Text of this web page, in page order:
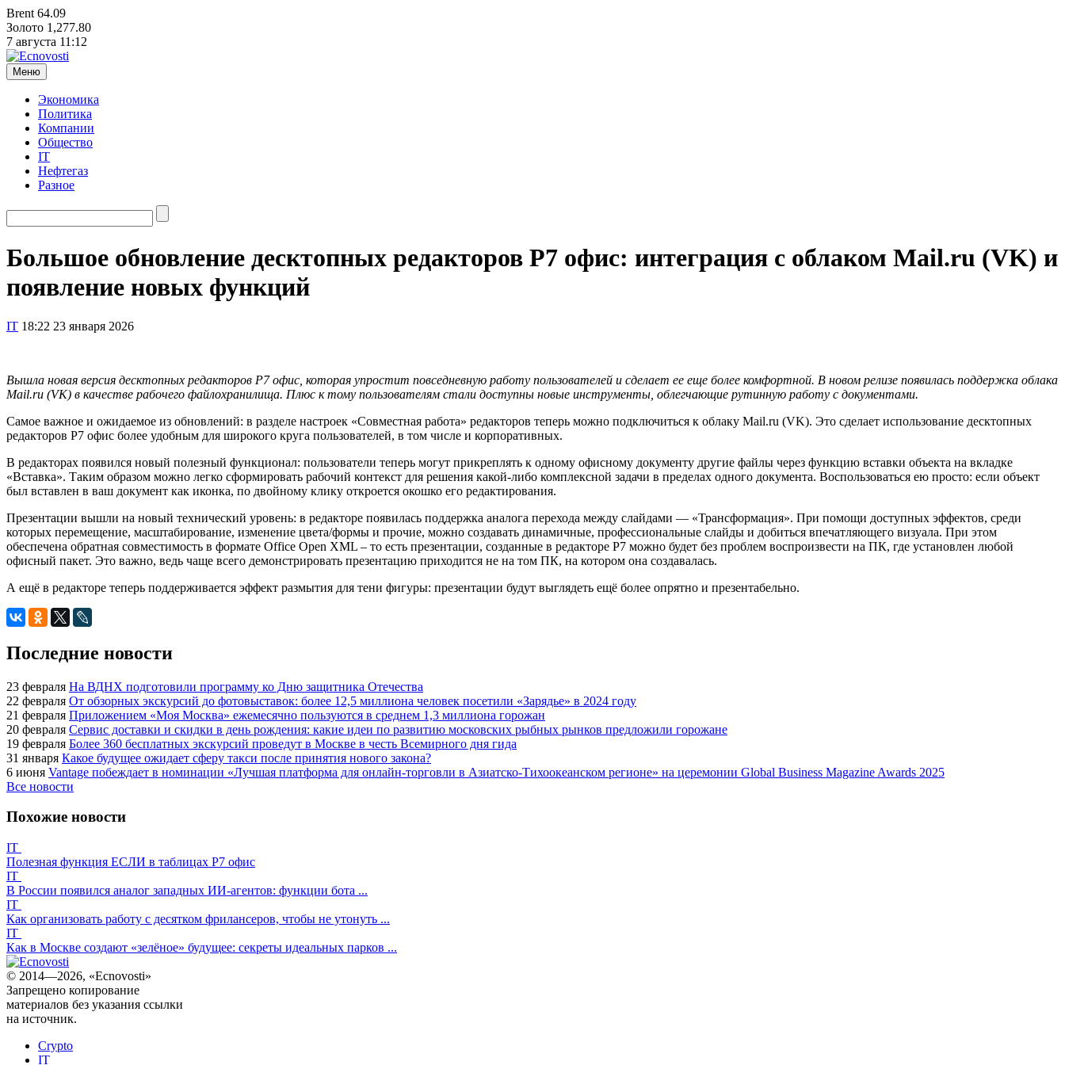
Brent 64.09
Золото 1,277.80
7 августа 11:12
Меню
Экономика
Политика
Компании
Общество
IT
Нефтегаз
Разное
Большое обновление десктопных редакторов Р7 офис: интеграция с облаком Mail.ru (VK) и
появление новых функций
IT 18:22 23 января 2026
Вышла новая версия десктопных редакторов Р7 офис, которая упростит повседневную работу пользователей и сделает ее еще более комфортной. В новом релизе появилась поддержка облака
Mail.ru (VK) в качестве рабочего файлохранилища. Плюс к тому пользователям стали доступны новые инструменты, облегчающие рутинную работу с документами.
Самое важное и ожидаемое из обновлений: в разделе настроек «Совместная работа» редакторов теперь можно подключиться к облаку Mail.ru (VK). Это сделает использование десктопных
редакторов Р7 офис более удобным для широкого круга пользователей, в том числе и корпоративных.
В редакторах появился новый полезный функционал: пользователи теперь могут прикреплять к одному офисному документу другие файлы через функцию вставки объекта на вкладке
«Вставка». Таким образом можно легко сформировать рабочий контекст для решения какой-либо комплексной задачи в пределах одного документа. Воспользоваться ею просто: если объект
был вставлен в ваш документ как иконка, по двойному клику откроется окошко его редактирования.
Презентации вышли на новый технический уровень: в редакторе появилась поддержка аналога перехода между слайдами — «Трансформация». При помощи доступных эффектов, среди
которых перемещение, масштабирование, изменение цвета/формы и прочие, можно создавать динамичные, профессиональные слайды и добиться впечатляющего визуала. При этом
обеспечена обратная совместимость в формате Office Open XML – то есть презентации, созданные в редакторе Р7 можно будет без проблем воспроизвести на ПК, где установлен любой
офисный пакет. Это важно, ведь чаще всего демонстрировать презентацию приходится не на том ПК, на котором она создавалась.
А ещё в редакторе теперь поддерживается эффект размытия для тени фигуры: презентации будут выглядеть ещё более опрятно и презентабельно.
Последние новости
23 февраля На ВДНХ подготовили программу ко Дню защитника Отечества
22 февраля От обзорных экскурсий до фотовыставок: более 12,5 миллиона человек посетили «Зарядье» в 2024 году
21 февраля Приложением «Моя Москва» ежемесячно пользуются в среднем 1,3 миллиона горожан
20 февраля Сервис доставки и скидки в день рождения: какие идеи по развитию московских рыбных рынков предложили горожане
19 февраля Более 360 бесплатных экскурсий проведут в Москве в честь Всемирного дня гида
31 января Какое будущее ожидает сферу такси после принятия нового закона?
6 июня Vantage побеждает в номинации «Лучшая платформа для онлайн-торговли в Азиатско-Тихоокеанском регионе» на церемонии Global Business Magazine Awards 2025
Все новости
Похожие новости
IT
Полезная функция ЕСЛИ в таблицах Р7 офис
IT
В России появился аналог западных ИИ-агентов: функции бота ...
IT
Как организовать работу с десятком фрилансеров, чтобы не утонуть ...
IT
Как в Москве создают «зелёное» будущее: секреты идеальных парков ...
© 2014—2026, «Ecnovosti»
Запрещено копирование
материалов без указания ссылки
на источник.
Crypto
IT